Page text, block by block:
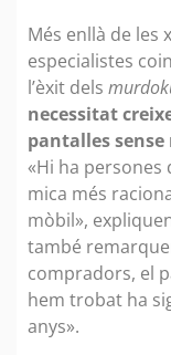
Més enllà de les
especialistes
l’èxit dels
necessitat
pantalles
«Hi ha persones
mica més
mòbil»,
també
compradors, el
hem trobat ha
anys».